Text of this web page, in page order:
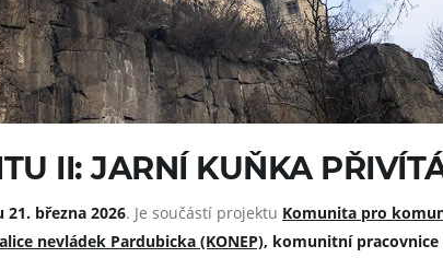
II: JARNÍ KUŇKA
21. března 2026. Je součástí projektu Komunita pro
nevládek Pardubicka (KONEP), komunitní pracovnice